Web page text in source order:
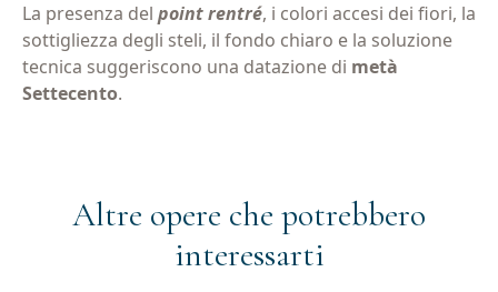
La presenza del point rentré, i colori accesi dei fiori, la
sottigliezza degli steli, il fondo chiaro e la soluzione
tecnica suggeriscono una datazione di metà
Settecento.
Altre opere che potrebbero
interessarti